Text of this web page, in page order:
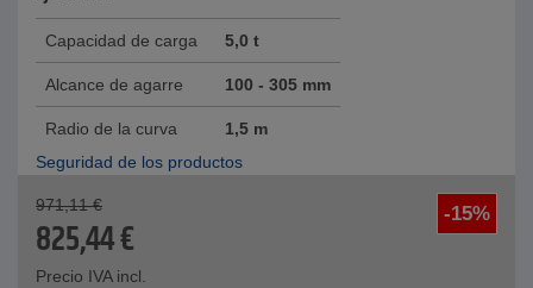
Capacidad de carga 5,0 t
Alcance de agarre 100 - 305 mm
Radio de la curva
1,5 m
Seguridad de los productos
-15%
971,11 €
825,44€
Precio IVA incl.